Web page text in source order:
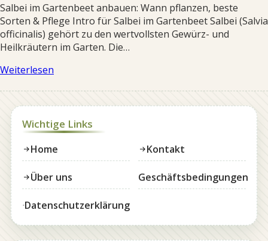
Salbei im Gartenbeet anbauen: Wann pflanzen, beste
Sorten & Pflege Intro für Salbei im Gartenbeet Salbei (Salvia
officinalis) gehört zu den wertvollsten Gewürz- und
Heilkräutern im Garten. Die…
Weiterlesen
Wichtige Links
Home Kontakt
Über uns Geschäftsbedingungen
Datenschutzerklärung